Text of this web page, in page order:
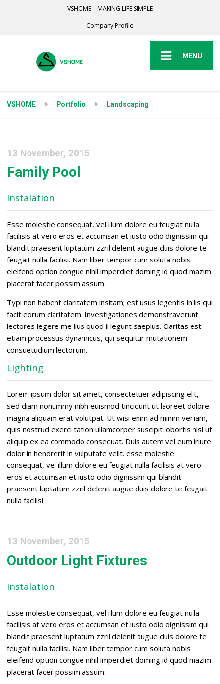
VSHOME – MAKING LIFE SIMPLE
Company Profile
MENU
VSHOME Portfolio Landscaping
13 November, 2015
Family Pool
Instalation
Esse molestie consequat, vel illum dolore eu feugiat nulla
facilisis at vero eros et accumsan et iusto odio dignissim qui
blandit praesent luptatum zzril delenit augue duis dolore te
feugait nulla facilisi. Nam liber tempor cum soluta nobis
eleifend option congue nihil imperdiet doming id quod mazim
placerat facer possim assum.
Typi non habent claritatem insitam; est usus legentis in iis qui
facit eorum claritatem. Investigationes demonstraverunt
lectores legere me lius quod ii legunt saepius. Claritas est
etiam processus dynamicus, qui sequitur mutationem
consuetudium lectorum.
Lighting
Lorem ipsum dolor sit amet, consectetuer adipiscing elit,
sed diam nonummy nibh euismod tincidunt ut laoreet dolore
magna aliquam erat volutpat. Ut wisi enim ad minim veniam,
quis nostrud exerci tation ullamcorper suscipit lobortis nisl ut
aliquip ex ea commodo consequat. Duis autem vel eum iriure
dolor in hendrerit in vulputate velit. esse molestie
consequat, vel illum dolore eu feugiat nulla facilisis at vero
eros et accumsan et iusto odio dignissim qui blandit
praesent luptatum zzril delenit augue duis dolore te feugait
nulla facilisi.
13 November, 2015
Outdoor Light Fixtures
Instalation
Esse molestie consequat, vel illum dolore eu feugiat nulla
facilisis at vero eros et accumsan et iusto odio dignissim qui
blandit praesent luptatum zzril delenit augue duis dolore te
feugait nulla facilisi. Nam liber tempor cum soluta nobis
eleifend option congue nihil imperdiet doming id quod mazim
placerat facer possim assum.